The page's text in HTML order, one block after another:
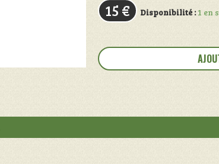
15 € Disponibilité :1 en
de
Paire
anciens